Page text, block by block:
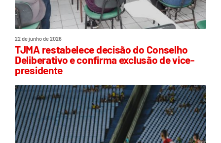
22 de junho de 2026
TJMA restabelece decisão do Conselho
Deliberativo e confirma exclusão de vice-
presidente